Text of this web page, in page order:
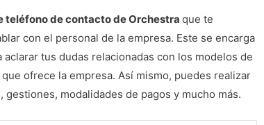
teléfono de contacto de Orchestraque te
con el personal de la empresa. Este se encarga
tus dudas relacionadas con los modelos de
ofrece la empresa. Así mismo, puedes realizar
modalidades de pagos y mucho más.